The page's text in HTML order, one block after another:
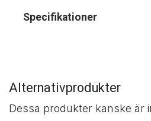
Specifikationer
Alternativprodukter
Dessa produkter kanske är